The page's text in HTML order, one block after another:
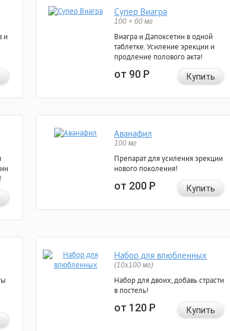
и
Супер Виагра
100 + 60 мг
Виагра и Дапоксетин в одной
таблетке. Усиление эрекции и
продление полового акта!
от 90Р Купить
Аванафил
100 мг
Препарат для усиления эрекции
нового поколения!
от 200Р Купить
Набор для влюбленных
(10х100 мг)
Набор для двоих, добавь страсти
в постель!
от 120Р Купить